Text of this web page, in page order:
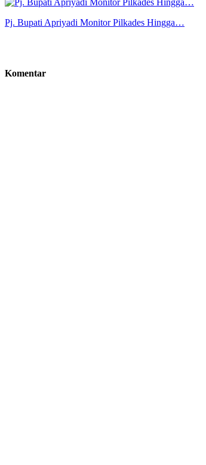
Pj. Bupati Apriyadi Monitor Pilkades Hingga…
Komentar